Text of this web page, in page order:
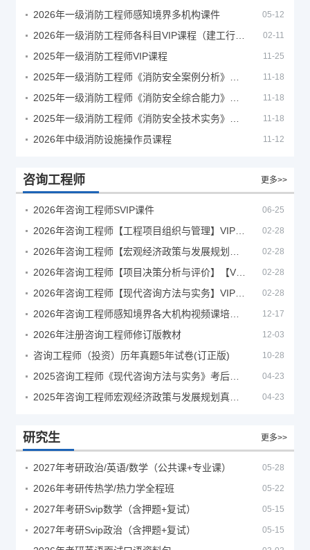
2026年一级消防工程师感知境界多机构课件 05-12
02-11
2025年一级消防工程师VIP课程 11-25
11-18
11-18
11-18
2026年中级消防设施操作员课程 11-12
咨询工程师 更多>>
2026年咨询工程师SVIP课件 06-25
02-28
02-28
02-28
02-28
12-17
2026年注册咨询工程师修订版教材 12-03
咨询工程师（投资）历年真题5年试卷(订正版) 10-28
04-23
04-23
研究生 更多>>
2027年考研政治/英语/数学（公共课+专业课） 05-28
2026年考研传热学/热力学全程班 05-22
2027年考研Svip数学（含押题+复试） 05-15
2027年考研Svip政治（含押题+复试） 05-15